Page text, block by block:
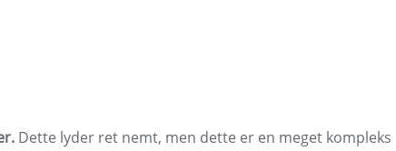
Dette lyder ret nemt, men dette er en meget kompleks